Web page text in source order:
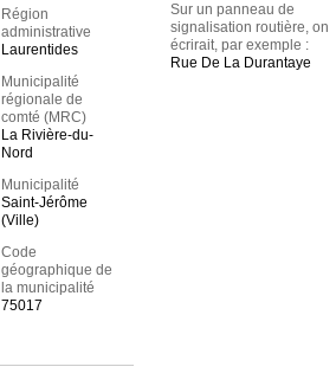
Région
administrative
Laurentides
Municipalité
régionale de
comté (MRC)
La Rivière-du-
Nord
Municipalité
Saint-Jérôme
(Ville)
Code
géographique de
la municipalité
75017
Sur un panneau de
signalisation routière, on
écrirait, par exemple :
Rue De La Durantaye